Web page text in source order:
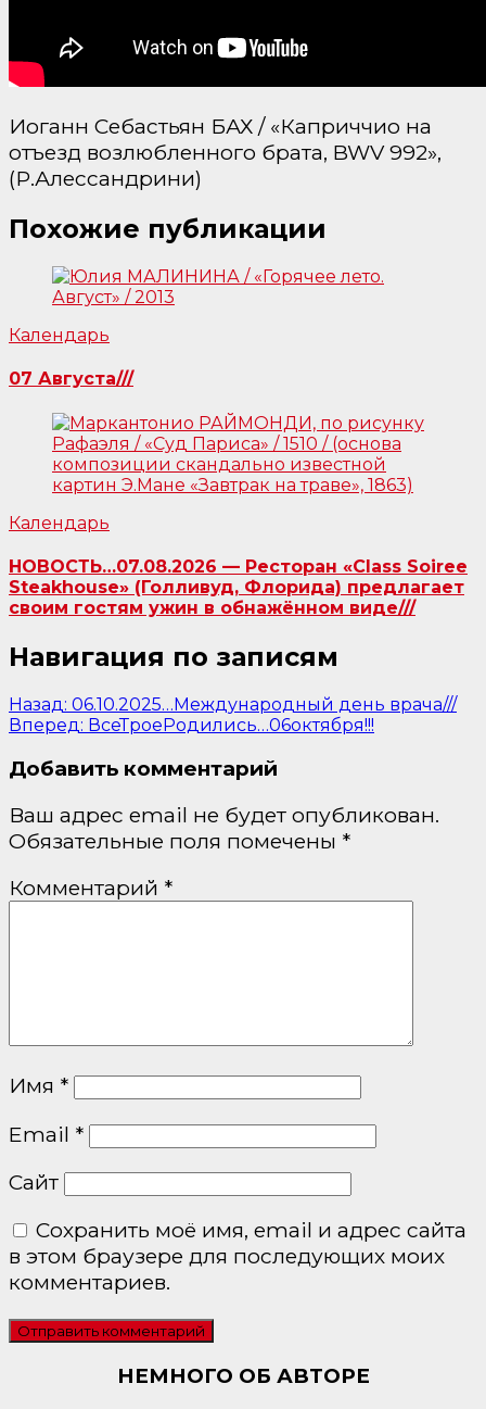
Иоганн Себастьян БАХ / «Каприччио на
отъезд возлюбленного брата, BWV 992»,
(Р.Алессандрини)
Похожие публикации
Календарь
07 Августа///
Календарь
НОВОСТЬ…07.08.2026 — Ресторан «Class Soiree
Steakhouse» (Голливуд, Флорида) предлагает
своим гостям ужин в обнажённом виде///
Навигация по записям
Назад: 06.10.2025…Международный день врача///
Вперед: ВсеТроеРодились…06октября!!!
Добавить комментарий
Ваш адрес email не будет опубликован.
Обязательные поля помечены *
Комментарий *
Имя *
Email *
Сайт
Сохранить моё имя, email и адрес сайта
в этом браузере для последующих моих
комментариев.
НЕМНОГО ОБ АВТОРЕ